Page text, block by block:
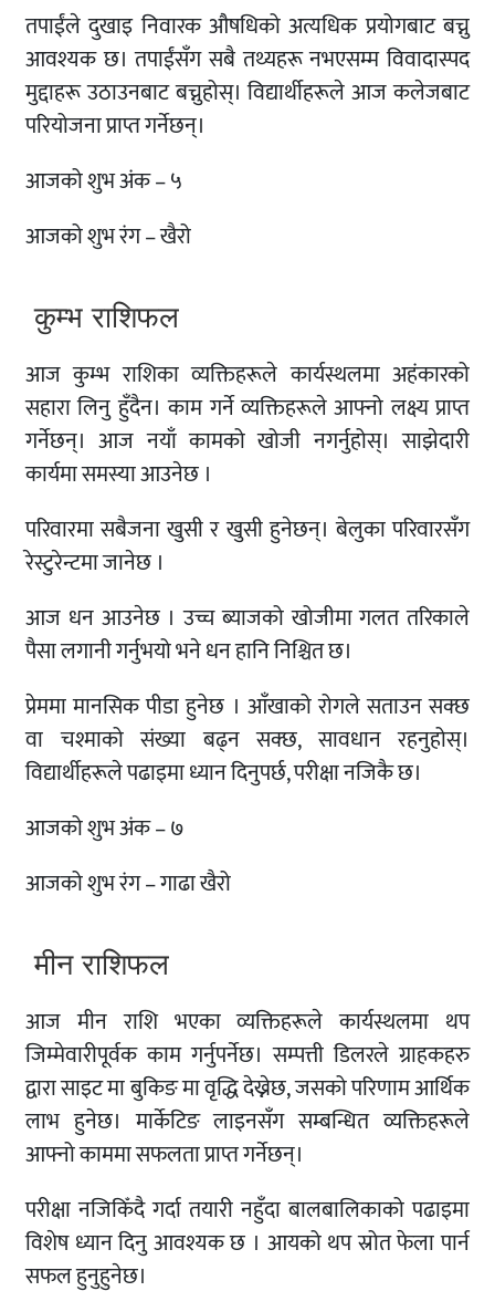
तपाईंले दुखाइ निवारक औषधिको अत्यधिक प्रयोगबाट बच्नु
आवश्यक छ। तपाईंसँग सबै तथ्यहरू नभएसम्म विवादास्पद
मुद्दाहरू उठाउनबाट बच्नुहोस्। विद्यार्थीहरूले आज कलेजबाट
परियोजना प्राप्त गर्नेछन्।
आजको शुभ अंक – ५
आजको शुभ रंग – खैरो
कुम्भ राशिफल
आज कुम्भ राशिका व्यक्तिहरूले कार्यस्थलमा अहंकारको
सहारा लिनु हुँदैन। काम गर्ने व्यक्तिहरूले आफ्नो लक्ष्य प्राप्त
गर्नेछन्। आज नयाँ कामको खोजी नगर्नुहोस्। साझेदारी
कार्यमा समस्या आउनेछ ।
परिवारमा सबैजना खुसी र खुसी हुनेछन्। बेलुका परिवारसँग
रेस्टुरेन्टमा जानेछ ।
आज धन आउनेछ । उच्च ब्याजको खोजीमा गलत तरिकाले
पैसा लगानी गर्नुभयो भने धन हानि निश्चित छ।
प्रेममा मानसिक पीडा हुनेछ । आँखाको रोगले सताउन सक्छ
वा चश्माको संख्या बढ्न सक्छ, सावधान रहनुहोस्।
विद्यार्थीहरूले पढाइमा ध्यान दिनुपर्छ, परीक्षा नजिकै छ।
आजको शुभ अंक – ७
आजको शुभ रंग – गाढा खैरो
मीन राशिफल
आज मीन राशि भएका व्यक्तिहरूले कार्यस्थलमा थप
जिम्मेवारीपूर्वक काम गर्नुपर्नेछ। सम्पत्ती डिलरले ग्राहकहरु
द्वारा साइट मा बुकिङ मा वृद्धि देख्नेछ, जसको परिणाम आर्थिक
लाभ हुनेछ। मार्केटिङ लाइनसँग सम्बन्धित व्यक्तिहरूले
आफ्नो काममा सफलता प्राप्त गर्नेछन्।
परीक्षा नजिकिँदै गर्दा तयारी नहुँदा बालबालिकाको पढाइमा
विशेष ध्यान दिनु आवश्यक छ । आयको थप स्रोत फेला पार्न
सफल हुनुहुनेछ।